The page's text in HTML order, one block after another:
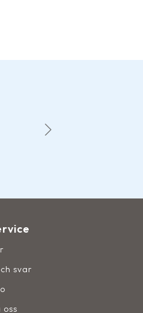
att de som driver
svar
oss